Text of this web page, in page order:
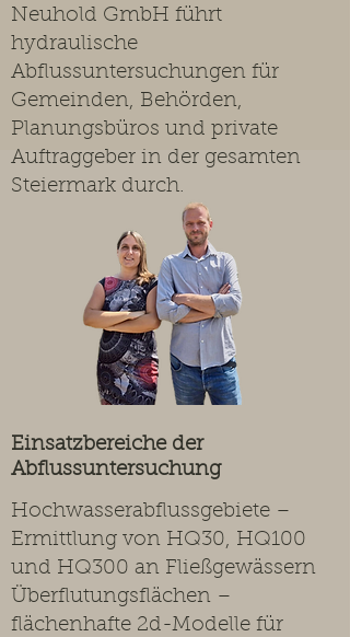
Einsatzbereiche der
Abflussuntersuchung
Hochwasserabflussgebiete –
Ermittlung von HQ30, HQ100
und HQ300 an Fließgewässern
Überflutungsflächen –
flächenhafte 2d-Modelle für
Neuhold GmbH führt
hydraulische
Abflussuntersuchungen für
Gemeinden, Behörden,
Planungsbüros und private
Auftraggeber in der gesamten
Steiermark durch.